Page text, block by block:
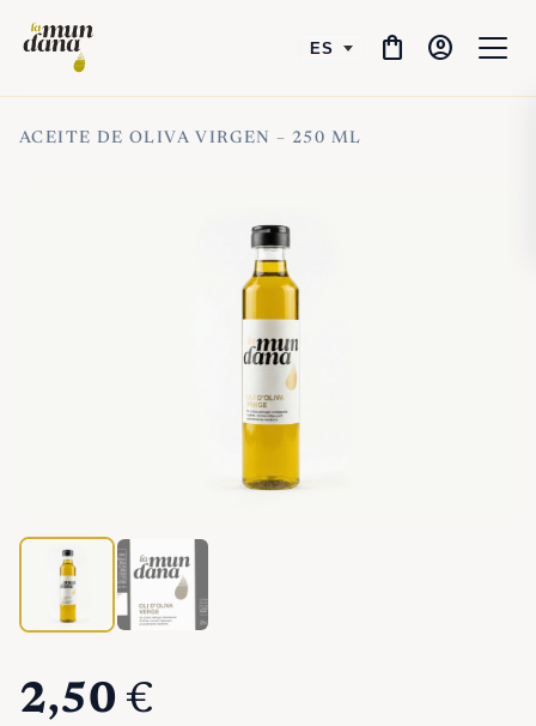
shopping_bag account_circle
ACEITE DE OLIVA VIRGEN – 250 ML
2,50 €